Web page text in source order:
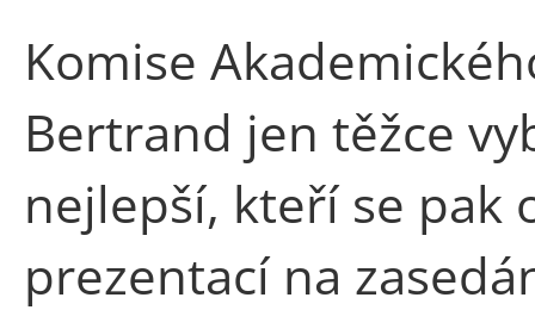
Komise
Bertrand jen těžce
nejlepší, kteří se pak
prezentací na